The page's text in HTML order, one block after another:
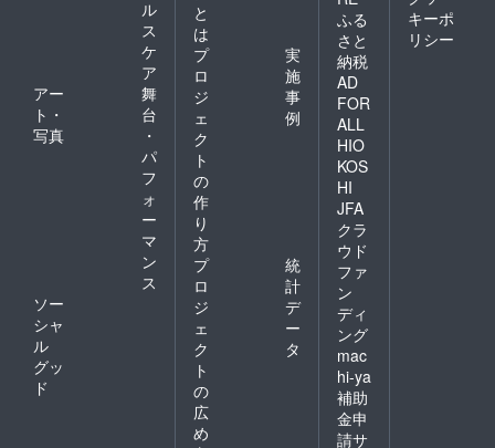
ル
ス
ケ
ア
アー
ト・
写真
舞
台
・
パ
フ
ォ
ー
マ
ン
ス
ソー
シャ
ル
グッ
ド
と
は
プ
ロ
ジ
ェ
ク
ト
の
作
り
方
実
施
事
例
プ
ロ
ジ
ェ
ク
ト
の
広
め
統
計
デ
ー
タ
ふる
さと
納税
AD
FOR
ALL
HIO
KOS
HI
JFA
クラ
ウド
ファ
ン
ディ
ング
mac
hi-ya
補助
金申
請サ
キーポ
リシー